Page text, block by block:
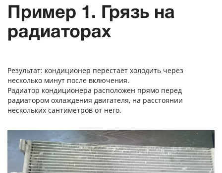
Пример 1. Грязь на
радиаторах
Результат: кондиционер перестает холодить через
несколько минут после включения.
Радиатор кондиционера расположен прямо перед
радиатором охлаждения двигателя, на расстоянии
нескольких сантиметров от него.